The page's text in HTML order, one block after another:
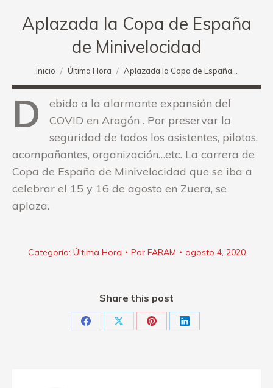
Aplazada la Copa de España
de Minivelocidad
Estás aquí:
Inicio Última Hora Aplazada la Copa de España…
D
ebido a la alarmante expansión del
COVID en Aragón . Por preservar la
seguridad de todos los asistentes, pilotos,
acompañantes, organización…etc. La carrera de
Copa de España de Minivelocidad que se iba a
celebrar el 15 y 16 de agosto en Zuera, se
aplaza.
Categoría: Última Hora Por FARAM agosto 4, 2020
Share this post
Share Share Share Share